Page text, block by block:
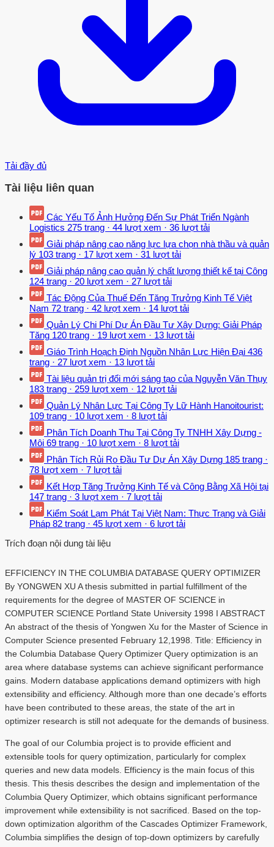
Tải đầy đủ
Tài liệu liên quan
Các Yếu Tố Ảnh Hưởng Đến Sự Phát Triển Ngành
Logistics 275 trang · 44 lượt xem · 36 lượt tải
Giải pháp nâng cao năng lực lựa chọn nhà thầu và quản
lý 103 trang · 17 lượt xem · 31 lượt tải
Giải pháp nâng cao quản lý chất lượng thiết kế tại Công
124 trang · 20 lượt xem · 27 lượt tải
Tác Động Của Thuế Đến Tăng Trưởng Kinh Tế Việt
Nam 72 trang · 42 lượt xem · 14 lượt tải
Quản Lý Chi Phí Dự Án Đầu Tư Xây Dựng: Giải Pháp
Tăng 120 trang · 19 lượt xem · 13 lượt tải
Giáo Trình Hoạch Định Nguồn Nhân Lực Hiện Đại 436
trang · 27 lượt xem · 13 lượt tải
Tài liệu quản trị đổi mới sáng tạo của Nguyễn Văn Thụy
183 trang · 259 lượt xem · 12 lượt tải
Quản Lý Nhân Lực Tại Công Ty Lữ Hành Hanoitourist:
109 trang · 10 lượt xem · 8 lượt tải
Phân Tích Doanh Thu Tại Công Ty TNHH Xây Dựng -
Môi 69 trang · 10 lượt xem · 8 lượt tải
Phân Tích Rủi Ro Đầu Tư Dự Án Xây Dựng 185 trang ·
78 lượt xem · 7 lượt tải
Kết Hợp Tăng Trưởng Kinh Tế và Công Bằng Xã Hội tại
147 trang · 3 lượt xem · 7 lượt tải
Kiểm Soát Lạm Phát Tại Việt Nam: Thực Trạng và Giải
Pháp 82 trang · 45 lượt xem · 6 lượt tải
Trích đoạn nội dung tài liệu
EFFICIENCY IN THE COLUMBIA DATABASE QUERY OPTIMIZER
By YONGWEN XU A thesis submitted in partial fulfillment of the
requirements for the degree of MASTER OF SCIENCE in
COMPUTER SCIENCE Portland State University 1998 I ABSTRACT
An abstract of the thesis of Yongwen Xu for the Master of Science in
Computer Science presented February 12,1998. Title: Efficiency in
the Columbia Database Query Optimizer Query optimization is an
area where database systems can achieve significant performance
gains. Modern database applications demand optimizers with high
extensibility and efficiency. Although more than one decade’s efforts
have been contributed to these areas, the state of the art in
optimizer research is still not adequate for the demands of business.
The goal of our Columbia project is to provide efficient and
extensible tools for query optimization, particularly for complex
queries and new data models. Efficiency is the main focus of this
thesis. This thesis describes the design and implementation of the
Columbia Query Optimizer, which obtains significant performance
improvement while extensibility is not sacrificed. Based on the top-
down optimization algorithm of the Cascades Optimizer Framework,
Columbia simplifies the design of top-down optimizers by carefully